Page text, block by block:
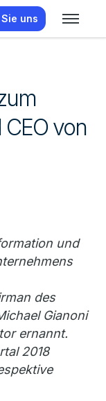
uns
von
und
des
Gianoni
ernannt.
2018